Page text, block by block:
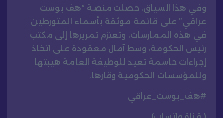
وفي هذا السياق، حصلت منصة “هف بوست
عراقي” على قائمة موثقة بأسماء المتورطين
في هذه الممارسات، وتعتزم تمريرها إلى مكتب
رئيس الحكومة، وسط آمال معقودة على اتخاذ
إجراءات حاسمة تعيد للوظيفة العامة هيبتها
وللمؤسسات الحكومية وقارها.
#هف_بوست_عراقي